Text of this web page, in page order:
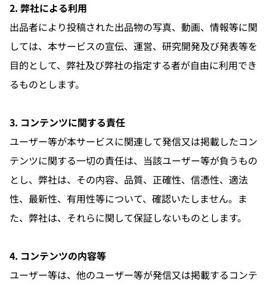
2. 弊社による利用
出品者により投稿された出品物の写真、動画、情報等に関
しては、本サービスの宣伝、運営、研究開発及び発表等を
目的として、弊社及び弊社の指定する者が自由に利用でき
るものとします。
3. コンテンツに関する責任
ユーザー等が本サービスに関連して発信又は掲載したコン
テンツに関する一切の責任は、当該ユーザー等が負うもの
とし、弊社は、その内容、品質、正確性、信憑性、適法
性、最新性、有用性等について、確認いたしません。ま
た、弊社は、それらに関して保証しないものとします。
4. コンテンツの内容等
ユーザー等は、他のユーザー等が発信又は掲載するコンテ